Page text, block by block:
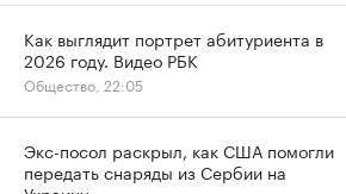
Как выглядит портрет абитуриента в
2026 году. Видео РБК
Общество, 22:05
Экс-посол раскрыл, как США помогли
передать снаряды из Сербии на